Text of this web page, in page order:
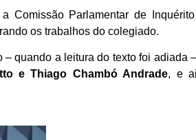
Comissão Parlamentar de
os trabalhos do colegiado.
– quando a leitura do texto foi adiada
e Thiago Chambó Andrade, e